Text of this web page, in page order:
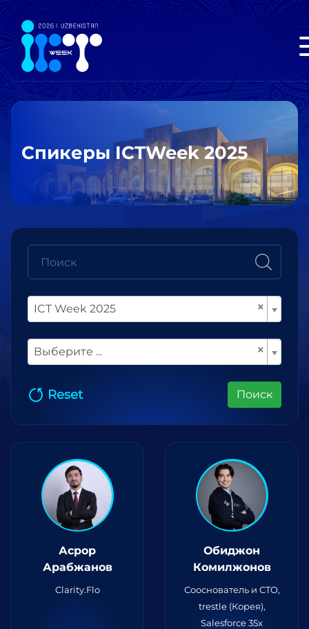
Спикеры ICTWeek 2025
×
ICT Week 2025
×
Выберите ...
Reset Поиск
Асрор
Арабжанов
Clarity.Flo
Обиджон
Комилжонов
Сооснователь и CTO,
trestle (Корея),
Salesforce 35x